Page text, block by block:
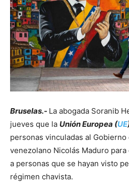
Bruselas.- La abogada Soranib
jueves que la Unión Europea (UE
personas vinculadas al
venezolano Nicolás Maduro
a personas que se hayan visto
régimen chavista.